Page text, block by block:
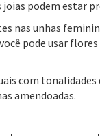
podem estar
nas unhas
pode usar
com
amendoadas.